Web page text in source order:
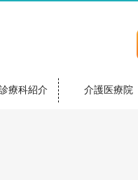
療科紹介 介護医療院